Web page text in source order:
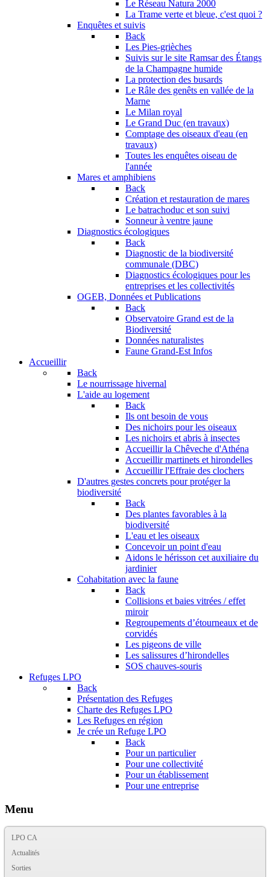
Le Réseau Natura 2000
La Trame verte et bleue, c'est quoi ?
Enquêtes et suivis
Back
Les Pies-grièches
Suivis sur le site Ramsar des Étangs
de la Champagne humide
La protection des busards
Le Râle des genêts en vallée de la
Marne
Le Milan royal
Le Grand Duc (en travaux)
Comptage des oiseaux d'eau (en
travaux)
Toutes les enquêtes oiseau de
l'année
Mares et amphibiens
Back
Création et restauration de mares
Le batrachoduc et son suivi
Sonneur à ventre jaune
Diagnostics écologiques
Back
Diagnostic de la biodiversité
communale (DBC)
Diagnostics écologiques pour les
entreprises et les collectivités
OGEB, Données et Publications
Back
Observatoire Grand est de la
Biodiversité
Données naturalistes
Faune Grand-Est Infos
Accueillir
Back
Le nourrissage hivernal
L'aide au logement
Back
Ils ont besoin de vous
Des nichoirs pour les oiseaux
Les nichoirs et abris à insectes
Accueillir la Chêveche d'Athéna
Accueillir martinets et hirondelles
Accueillir l'Effraie des clochers
D'autres gestes concrets pour protéger la
biodiversité
Back
Des plantes favorables à la
biodiversité
L'eau et les oiseaux
Concevoir un point d'eau
Aidons le hérisson cet auxiliaire du
jardinier
Cohabitation avec la faune
Back
Collisions et baies vitrées / effet
miroir
Regroupements d’étourneaux et de
corvidés
Les pigeons de ville
Les salissures d’hirondelles
SOS chauves-souris
Refuges LPO
Back
Présentation des Refuges
Charte des Refuges LPO
Les Refuges en région
Je crée un Refuge LPO
Back
Pour un particulier
Pour une collectivité
Pour un établissement
Pour une entreprise
Menu
LPO CA
Actualités
Sorties